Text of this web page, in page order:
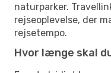
naturparker.
rejseoplevelse, der
rejsetempo.
Hvor længe skal